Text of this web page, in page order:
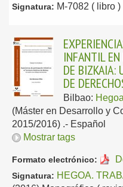
Signatura: M-7082 ( libro )
INFANTIL
DE BIZKAIA:
DE
Bilbao: Hegoa
(Máster en Desarrollo y
2015/2016) .- Español
Mostrar tags
Formato electrónico:
Signatura: HEGOA.